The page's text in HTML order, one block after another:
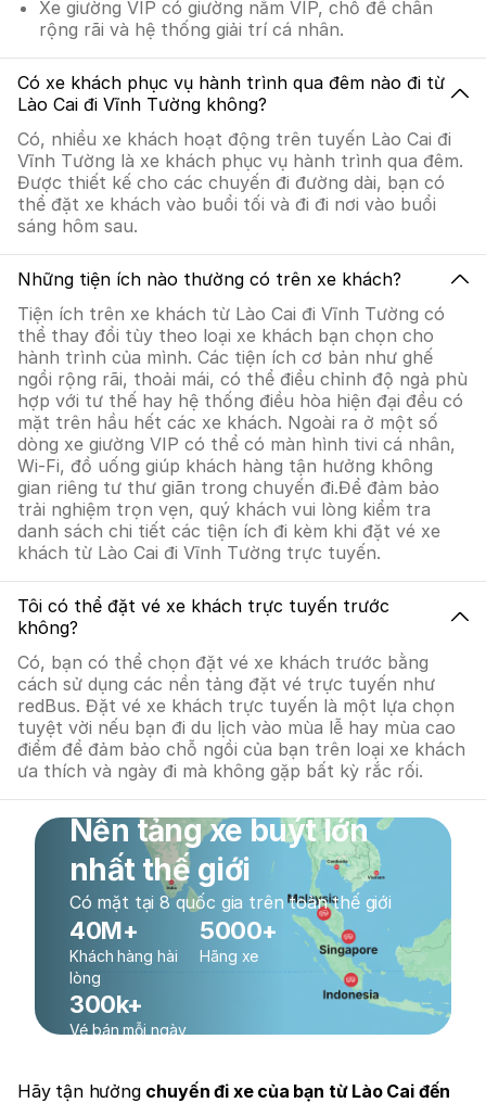
Xe giường VIP có giường nằm VIP, chỗ để chân
rộng rãi và hệ thống giải trí cá nhân.
Có xe khách phục vụ hành trình qua đêm nào đi từ
Lào Cai đi Vĩnh Tường không?
Có, nhiều xe khách hoạt động trên tuyến Lào Cai đi
Vĩnh Tường là xe khách phục vụ hành trình qua đêm.
Được thiết kế cho các chuyến đi đường dài, bạn có
thể đặt xe khách vào buổi tối và đi đi nơi vào buổi
sáng hôm sau.
Những tiện ích nào thường có trên xe khách?
Tiện ích trên xe khách từ Lào Cai đi Vĩnh Tường có
thể thay đổi tùy theo loại xe khách bạn chọn cho
hành trình của mình. Các tiện ích cơ bản như ghế
ngồi rộng rãi, thoải mái, có thể điều chỉnh độ ngả phù
hợp với tư thế hay hệ thống điều hòa hiện đại đều có
mặt trên hầu hết các xe khách. Ngoài ra ở một số
dòng xe giường VIP có thể có màn hình tivi cá nhân,
Wi-Fi, đồ uống giúp khách hàng tận hưởng không
gian riêng tư thư giãn trong chuyến đi.Để đảm bảo
trải nghiệm trọn vẹn, quý khách vui lòng kiểm tra
danh sách chi tiết các tiện ích đi kèm khi đặt vé xe
khách từ Lào Cai đi Vĩnh Tường trực tuyến.
Tôi có thể đặt vé xe khách trực tuyến trước
không?
Có, bạn có thể chọn đặt vé xe khách trước bằng
cách sử dụng các nền tảng đặt vé trực tuyến như
redBus. Đặt vé xe khách trực tuyến là một lựa chọn
tuyệt vời nếu bạn đi du lịch vào mùa lễ hay mùa cao
điểm để đảm bảo chỗ ngồi của bạn trên loại xe khách
ưa thích và ngày đi mà không gặp bất kỳ rắc rối.
Nền tảng xe buýt lớn
nhất thế giới
Có mặt tại 8 quốc gia trên toàn thế giới
40M+
Khách hàng hài
lòng
5000+
Hãng xe
300k+
Vé bán mỗi ngày
Hãy tận hưởng chuyến đi xe của bạn từ Lào Cai đến